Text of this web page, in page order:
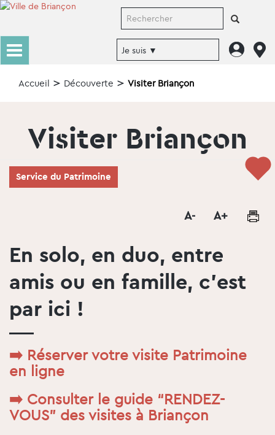
Accueil Découverte Visiter Briançon
Visiter Briançon
Service du Patrimoine
En solo, en duo, entre
amis ou en famille, c’est
par ici !
➡️ Réserver votre visite Patrimoine
en ligne
➡️ Consulter le guide “RENDEZ-
VOUS” des visites à Briançon